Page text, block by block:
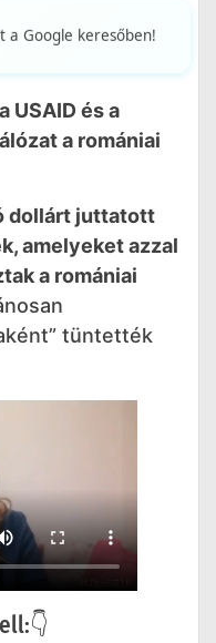
a Google keresőben!
USAID és a
a romániai
dollárt juttatott
amelyeket azzal
a romániai
tüntették